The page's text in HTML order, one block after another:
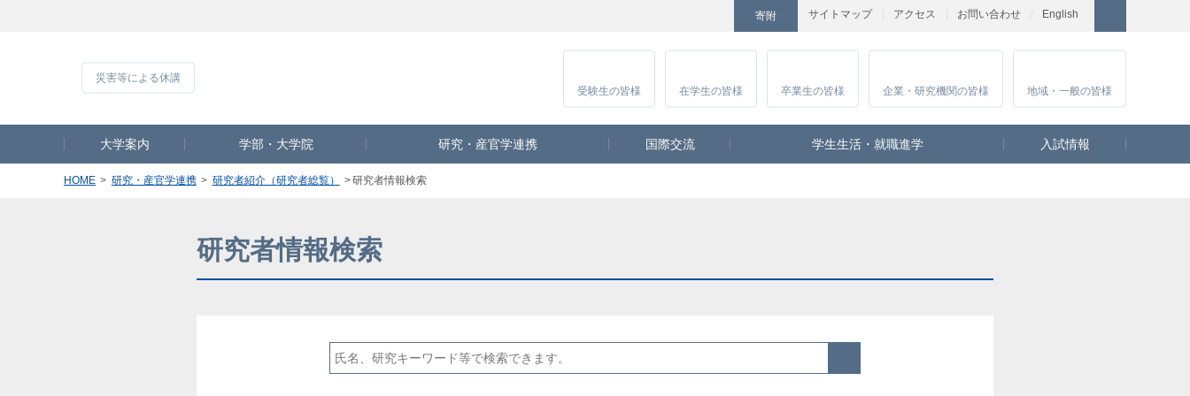
サイトマップ アクセス お問い合わせ
寄附 English
Instagram
受験生の皆様 在学生の皆様 卒業生の皆様 企業・研究機関の皆様 地域・一般の皆様
大学案内 学部・大学院 研究・産官学連携 国際交流 学生生活・就職進学 入試情報
HOME 研究・産官学連携 研究者紹介（研究者総覧） 研究者情報検索
研究者情報検索